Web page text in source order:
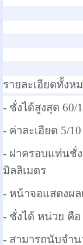
รายละเอียดทั้งห
- ชั่งได้สูงสุด 60/
- ค่าละเอียด 5/
- ฝาครอบแท่นชั่
มิลลิเมตร
- หน้าจอแสดงผล
- ชั่งได้ หน่วย คือ
- สามารถนับจำน